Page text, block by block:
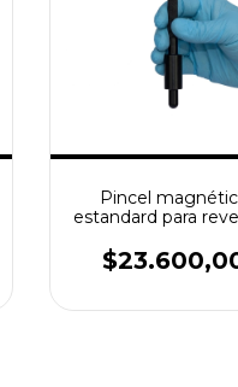
Pincel
estandard para